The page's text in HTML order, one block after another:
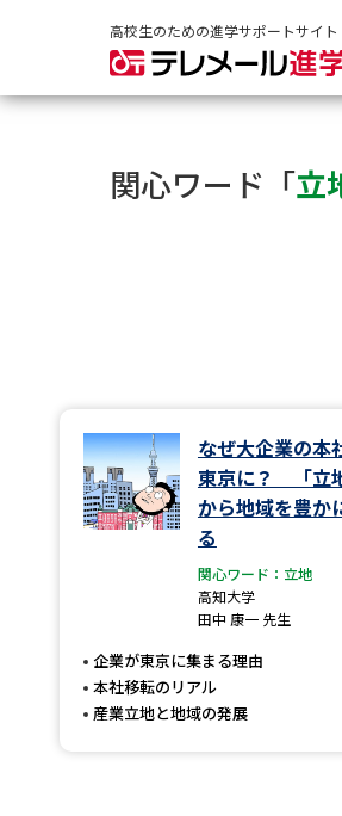
高校生のための進学サポートサイト
関心ワード「立
なぜ大企業の本
東京に？ 「立
から地域を豊か
る
関心ワード：立地
高知大学
田中 康一 先生
企業が東京に集まる理由
本社移転のリアル
産業立地と地域の発展